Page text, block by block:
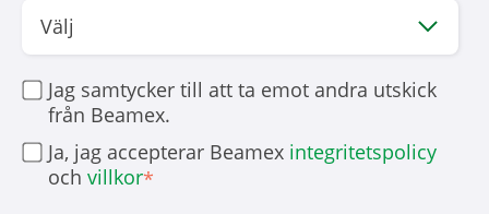
Jag samtycker till att ta emot andra utskick
från Beamex.
Ja, jag accepterar Beamex integritetspolicy
ochvillkor*